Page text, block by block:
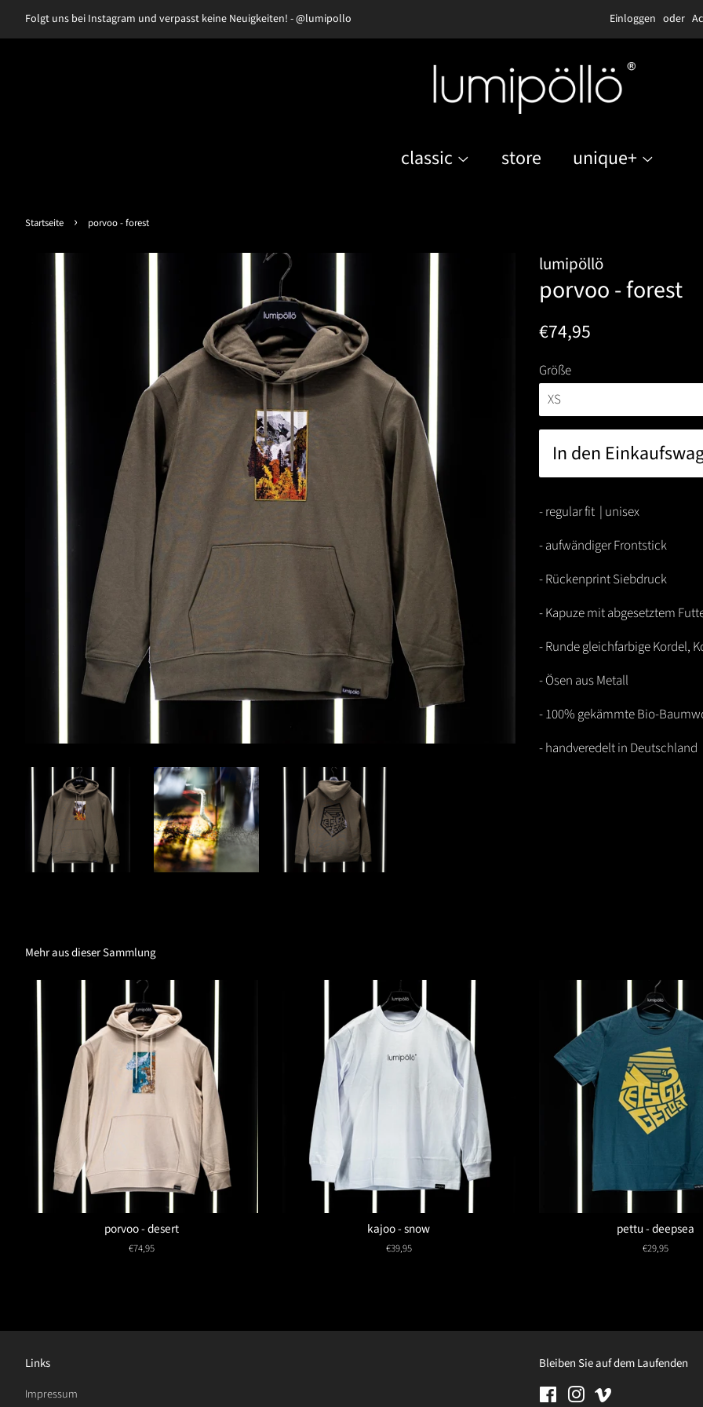
Folgt uns bei Instagram und verpasst keine Neuigkeiten! - @lumipollo Einloggen oder
classic store unique+
Startseite › porvoo - forest
lumipöllö
porvoo - forest
Normaler
€74,95
Größe
In den
- regular fit | unisex
- aufwändiger Frontstick
- Rückenprint Siebdruck
-Kapuze mit abgesetztem
- Runde gleichfarbige Kordel,
- Ösen aus Metall
- 100% gekämmte Bio-
- handveredelt in Deutschland
Mehr aus dieser Sammlung
porvoo - desert
Normaler
€74,95
kajoo - snow
Normaler
€39,95
pettu - deepsea
Normaler
€29,95
Links
Impressum
Bleiben Sie auf dem Laufenden
FacebookInstagram